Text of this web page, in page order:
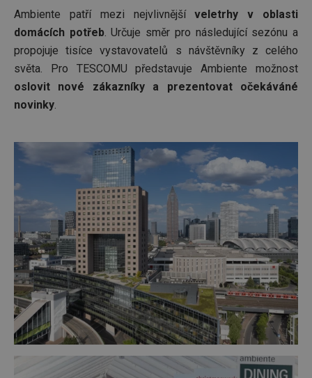
Ambiente patří mezi nejvlivnějšíveletrhy v oblasti
domácích potřeb. Určuje směr pro následující sezónu a
propojuje tisíce vystavovatelů s návštěvníky z celého
světa. Pro TESCOMU představuje Ambiente možnost
oslovit nové zákazníky a prezentovat očekáváné
novinky.